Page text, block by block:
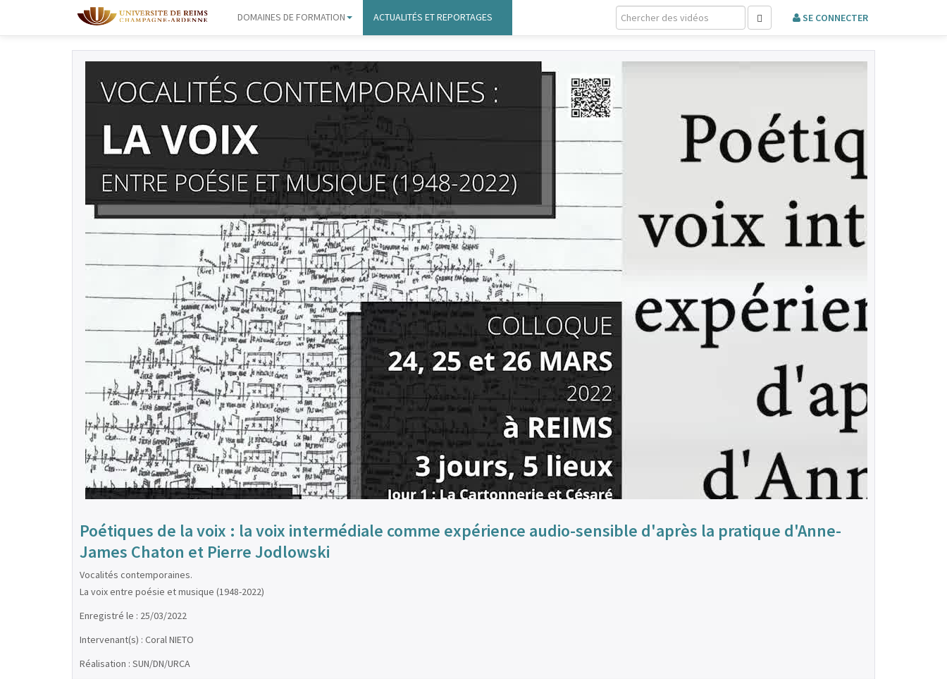
DOMAINES DE FORMATION ACTUALITÉS ET REPORTAGES
Poétiques de la voix : la voix intermédiale comme expérience audio-sensible d'après la pratique d'Anne-
James Chaton et Pierre Jodlowski
Vocalités contemporaines.
La voix entre poésie et musique (1948-2022)
Enregistré le : 25/03/2022
Intervenant(s) : Coral NIETO
Réalisation : SUN/DN/URCA